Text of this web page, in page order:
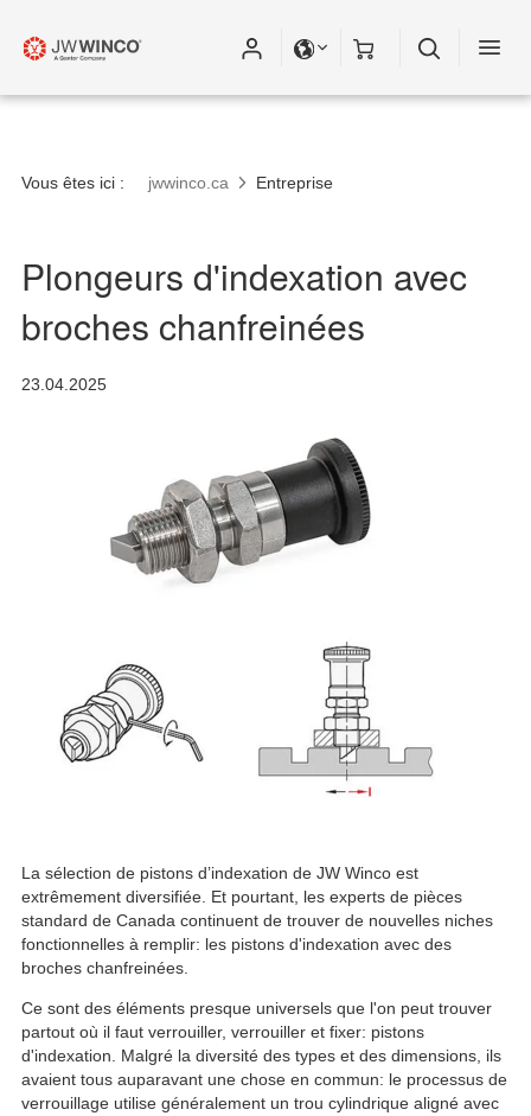
Vous êtes ici : jwwinco.ca Entreprise
Plongeurs d'indexation avec
broches chanfreinées
23.04.2025
La sélection de pistons d’indexation de JW Winco est
extrêmement diversifiée. Et pourtant, les experts de pièces
standard de Canada continuent de trouver de nouvelles niches
fonctionnelles à remplir: les pistons d'indexation avec des
broches chanfreinées.
Ce sont des éléments presque universels que l'on peut trouver
partout où il faut verrouiller, verrouiller et fixer: pistons
d'indexation. Malgré la diversité des types et des dimensions, ils
avaient tous auparavant une chose en commun: le processus de
verrouillage utilise généralement un trou cylindrique aligné avec